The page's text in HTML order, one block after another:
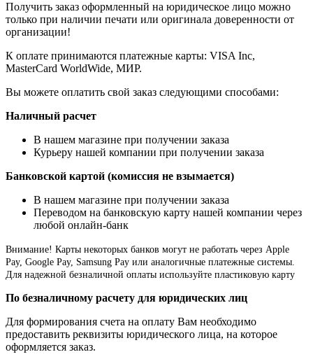
Получить заказ оформленный на юридическое лицо можно
только при наличии печати или оригинала доверенности от
организации!
К оплате принимаются платежные карты: VISA Inc,
MasterCard WorldWide, МИР.
Вы можете оплатить свой заказ следующими способами:
Наличный расчет
В нашем магазине при получении заказа
Курьеру нашей компании при получении заказа
Банковской картой (комиссия не взымается)
В нашем магазине при получении заказа
Переводом на банковскую карту нашей компании через
любой онлайн-банк
Внимание! Карты некоторых банков могут не работать через Apple
Pay, Google Pay, Samsung Pay или аналогичные платежные системы.
Для надежной безналичной оплаты используйте пластиковую карту
По безналичному расчету для юридических лиц
Для формирования счета на оплату Вам необходимо
предоставить реквизиты юридического лица, на которое
оформляется заказ.